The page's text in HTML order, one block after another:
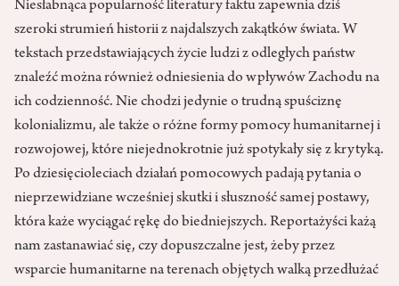
Niesłabnąca popularność literatury faktu zapewnia dziś
szeroki strumień historii z najdalszych zakątków świata. W
tekstach przedstawiających życie ludzi z odległych państw
znaleźć można również odniesienia do wpływów Zachodu na
ich codzienność. Nie chodzi jedynie o trudną spuściznę
kolonializmu, ale także o różne formy pomocy humanitarnej i
rozwojowej, które niejednokrotnie już spotykały się z krytyką.
Po dziesięcioleciach działań pomocowych padają pytania o
nieprzewidziane wcześniej skutki i słuszność samej postawy,
która każe wyciągać rękę do biedniejszych. Reportażyści każą
nam zastanawiać się, czy dopuszczalne jest, żeby przez
wsparcie humanitarne na terenach objętych walką przedłużać